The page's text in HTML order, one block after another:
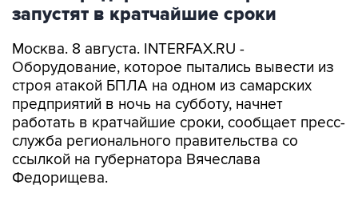
Москва. 8 августа. INTERFAX.RU -
строя атакой БПЛА на одном из самарских
предприятий в ночь на субботу, начнет
работать в кратчайшие сроки, сообщает пресс-
служба регионального правительства со
ссылкой на губернатора Вячеслава
Федорищева.
Вопросы обеспечения безопасности жителей и